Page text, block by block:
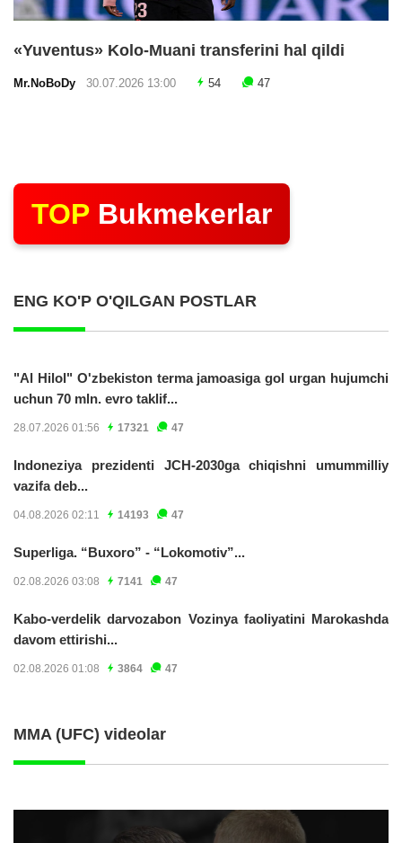
«Yuventus» Kolo-Muani transferini hal qildi
Mr.NoBoDy 30.07.2026 13:00 54 47
TOP Bukmekerlar
ENG KO'P O'QILGAN POSTLAR
"Al Hilol" O'zbekiston terma jamoasiga gol urgan hujumchi
uchun 70 mln. evro taklif...
28.07.2026 01:56 17321 47
Indoneziya prezidenti JCH-2030ga chiqishni umummilliy
vazifa deb...
04.08.2026 02:11 14193 47
Superliga. “Buxoro” - “Lokomotiv”...
02.08.2026 03:08 7141 47
Kabo-verdelik darvozabon Vozinya faoliyatini Marokashda
davom ettirishi...
02.08.2026 01:08 3864 47
MMA (UFC) videolar